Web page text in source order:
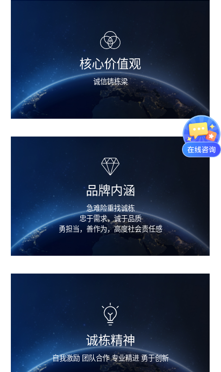
核心价值观
诚信铸栋梁
品牌内涵
急难险重找诚栋
忠于需求，诚于品质
勇担当，善作为，高度社会责任感
诚栋精神
自我激励 团队合作 专业精进 勇于创新